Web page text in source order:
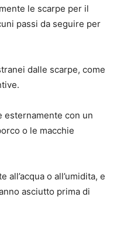
le scarpe per il
passi da seguire per
dalle scarpe, come
esternamente con un
o le macchie
o all’umidita, e
asciutto prima di